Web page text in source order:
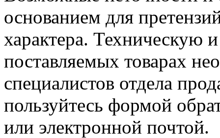
основанием для
характера.
поставляемых товарах
специалистов отдела
пользуйтесь формой
или электронной почтой.